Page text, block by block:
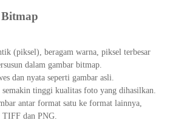
(piksel), beragam warna, piksel terbesar
dalam gambar bitmap.
dan nyata seperti gambar asli.
semakin tinggi kualitas foto yang dihasilkan.
antar format satu ke format lainnya,
dan PNG.